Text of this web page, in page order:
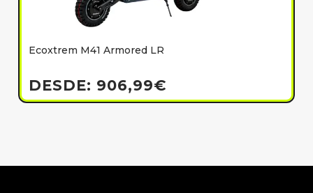
Ecoxtrem M41 Armored LR
DESDE: 906,99€